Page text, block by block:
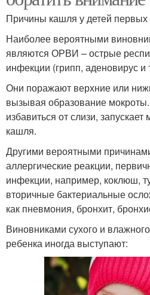
Причины кашля у детей первых
Наиболее вероятными
являются ОРВИ – острые
инфекции (грипп, аденовирус и
Они поражают верхние или
вызывая образование
избавиться от слизи,
кашля.
Другими вероятными
аллергические реакции,
инфекции, например, коклюш,
вторичные бактериальные
как пневмония, бронхит,
Виновниками сухого и
ребенка иногда выступают: